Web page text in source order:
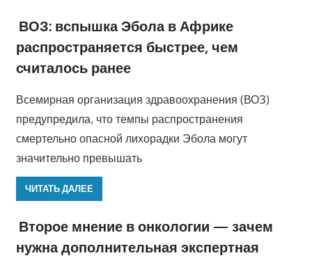
ВОЗ: вспышка Эбола в Африке
распространяется быстрее, чем
считалось ранее
Всемирная организация здравоохранения (ВОЗ)
предупредила, что темпы распространения
смертельно опасной лихорадки Эбола могут
значительно превышать
ЧИТАТЬ ДАЛЕЕ
Второе мнение в онкологии — зачем
нужна дополнительная экспертная